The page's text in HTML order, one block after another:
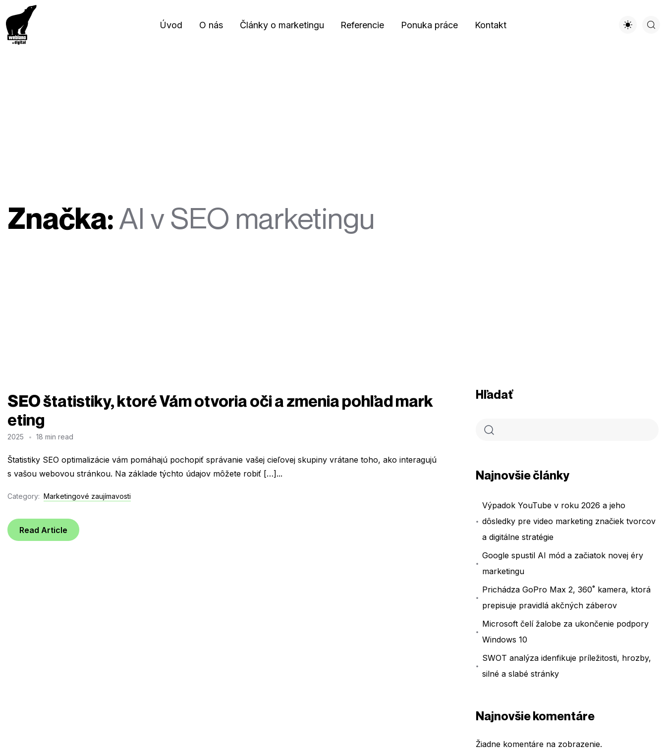
Úvod O nás Články o marketingu Referencie Ponuka práce Kontakt
Značka:AI v SEO marketingu
SEO štatistiky, ktoré Vám otvoria oči a zmenia pohľad mark
eting
2025 18 min read
Štatistiky SEO optimalizácie vám pomáhajú pochopiť správanie vašej cieľovej skupiny vrátane toho, ako interagujú
s vašou webovou stránkou. Na základe týchto údajov môžete robiť […]...
Category: Marketingové zaujímavosti
Read Article
Hľadať
Najnovšie články
Výpadok YouTube v roku 2026 a jeho
dôsledky pre video marketing značiek tvorcov
a digitálne stratégie
Google spustil AI mód a začiatok novej éry
marketingu
Prichádza GoPro Max 2, 360˚ kamera, ktorá
prepisuje pravidlá akčných záberov
Microsoft čelí žalobe za ukončenie podpory
Windows 10
SWOT analýza idenfikuje príležitosti, hrozby,
silné a slabé stránky
Najnovšie komentáre
Žiadne komentáre na zobrazenie.